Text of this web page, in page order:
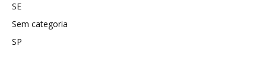
SE
Sem categoria
SP